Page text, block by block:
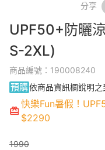
分享
UPF50+防曬
S-2XL)
商品編號：190008240
預購依商品資訊欄說明之
快樂Fun暑假！
$2290
1990